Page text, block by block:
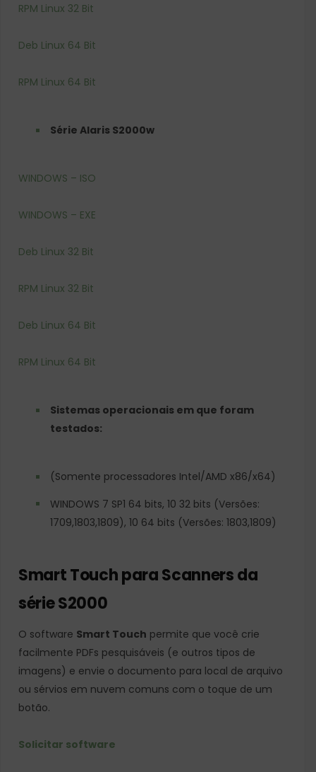
RPM Linux 32 Bit
Deb Linux 64 Bit
RPM Linux 64 Bit
Série Alaris S2000w
WINDOWS – ISO
WINDOWS – EXE
Deb Linux 32 Bit
RPM Linux 32 Bit
Deb Linux 64 Bit
RPM Linux 64 Bit
Sistemas operacionais em que foram
testados:
(Somente processadores Intel/AMD x86/x64)
WINDOWS 7 SP1 64 bits, 10 32 bits (Versões:
1709,1803,1809), 10 64 bits (Versões: 1803,1809)
Smart Touch para Scanners da
série S2000
O software Smart Touch permite que você crie
facilmente PDFs pesquisáveis (e outros tipos de
imagens) e envie o documento para local de arquivo
ou sérvios em nuvem comuns com o toque de um
botão.
Solicitar software